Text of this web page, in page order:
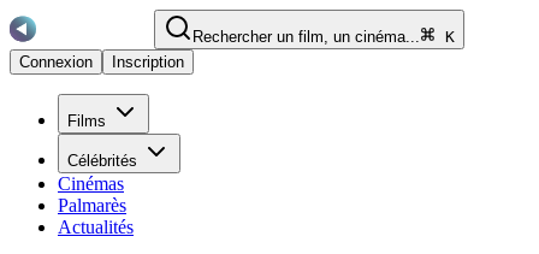
Rechercher un film, un cinéma...
K
Connexion
Inscription
Films
Célébrités
Cinémas
Palmarès
Actualités